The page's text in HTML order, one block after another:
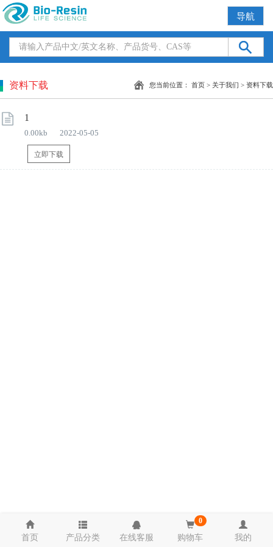
导航
资料下载 您当前位置： 首页 > 关于我们 > 资料下载
1
0.00kb 2022-05-05
立即下载
首页 产品分类 在线客服
0
购物车 我的